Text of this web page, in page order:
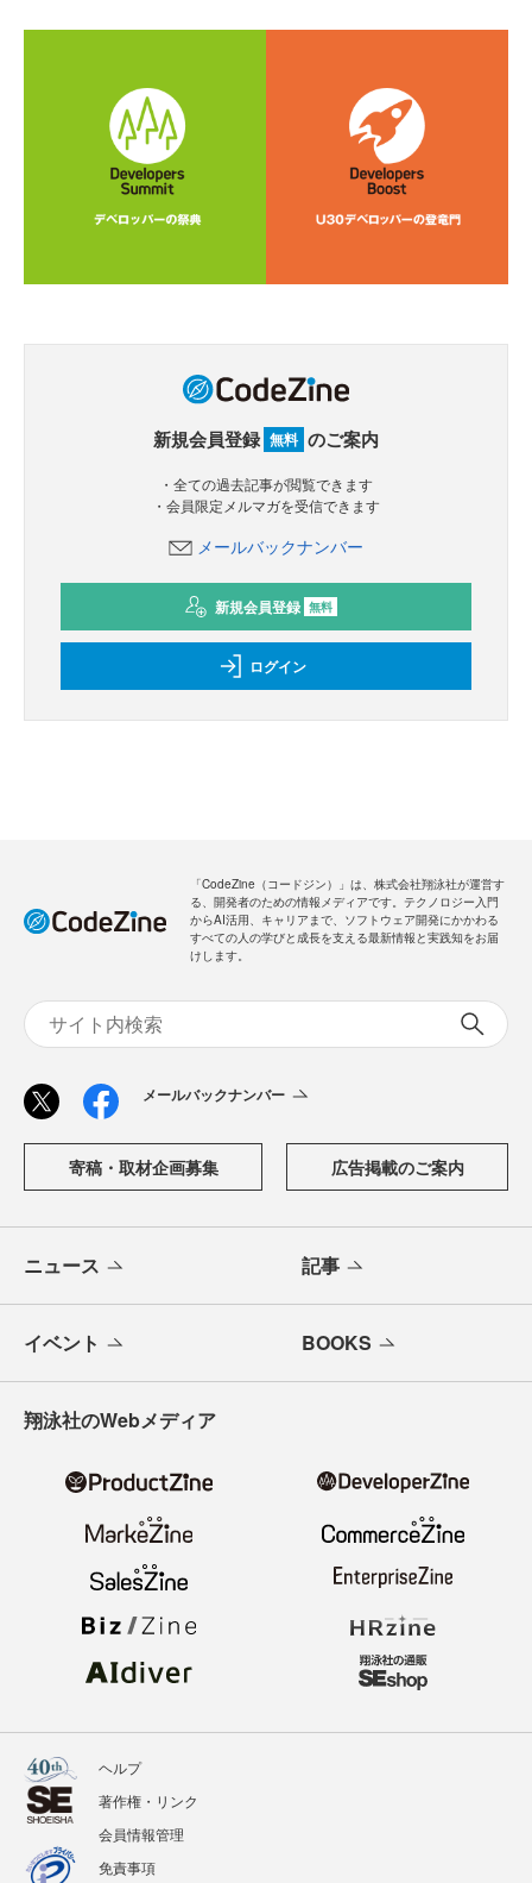
新規会員登録 無料 のご案内
・全ての過去記事が閲覧できます
・会員限定メルマガを受信できます
メールバックナンバー
新規会員登録 無料
ログイン
「CodeZine（コードジン）」は、株式会社翔泳社が運営す
る、開発者のための情報メディアです。テクノロジー入門
からAI活用、キャリアまで、ソフトウェア開発にかかわる
すべての人の学びと成長を支える最新情報と実践知をお届
けします。
メールバックナンバー
寄稿・取材企画募集 広告掲載のご案内
ニュース 記事
イベント BOOKS
翔泳社のWebメディア
ヘルプ
著作権・リンク
会員情報管理
免責事項